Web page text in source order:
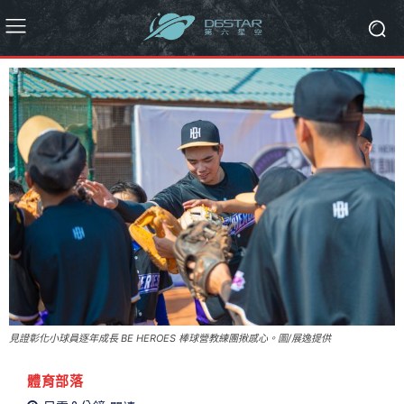
見證彰化小球員逐年成長 BE HEROES 棒球營教練團揪感心。圖/展逸提供
體育部落